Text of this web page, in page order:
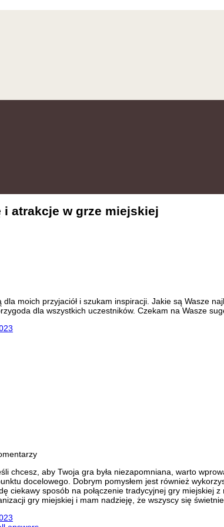
atrakcje w grze miejskiej
moich przyjaciół i szukam inspiracji. Jakie są Wasze
dla wszystkich uczestników. Czekam na Wasze
chcesz, aby Twoja gra była niezapomniana, warto
docelowego. Dobrym pomysłem jest również
ciekawy sposób na połączenie tradycyjnej gry
gry miejskiej i mam nadzieję, że wszyscy się